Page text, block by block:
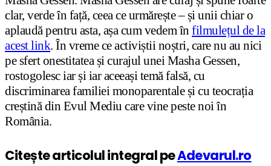
clar, verde în față, ceea ce urmărește – și unii chiar o
aplaudă pentru asta, așa cum vedem în filmulețul de la
acest link. În vreme ce activiștii noștri, care nu au nici
pe sfert onestitatea și curajul unei Masha Gessen,
rostogolesc iar și iar aceeași temă falsă, cu
discriminarea familiei monoparentale și cu teocrația
creștină din Evul Mediu care vine peste noi în
România.
Citește articolul integral peAdevarul.ro